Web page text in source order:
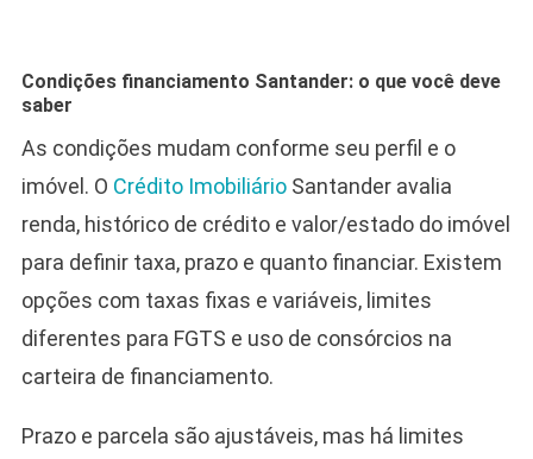
Condições financiamento Santander: o que você deve
saber
As condições mudam conforme seu perfil e o
imóvel. O Crédito ImobiliárioSantander avalia
renda, histórico de crédito e valor/estado do imóvel
para definir taxa, prazo e quanto financiar. Existem
opções com taxas fixas e variáveis, limites
diferentes para FGTS e uso de consórcios na
carteira de financiamento.
Prazo e parcela são ajustáveis, mas há limites